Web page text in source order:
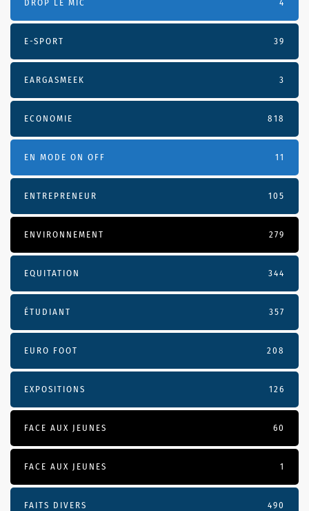
DROP LE MIC 4
E-SPORT 39
EARGASMEEK 3
ECONOMIE 818
EN MODE ON OFF 11
ENTREPRENEUR 105
ENVIRONNEMENT 279
EQUITATION 344
ÉTUDIANT 357
EURO FOOT 208
EXPOSITIONS 126
FACE AUX JEUNES 60
FACE AUX JEUNES 1
FAITS DIVERS 490